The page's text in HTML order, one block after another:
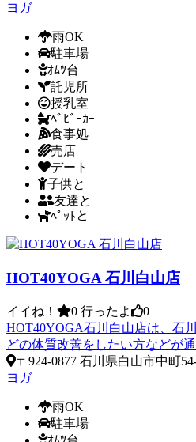
ヨガ
雨OK
駐車場
ｵﾑﾂ台
託児所
授乳室
ﾍﾞﾋﾞｰｶｰ
食事処
売店
デート
子供と
友達と
ﾍﾟｯﾄと
HOT40YOGA 石川白山店
イイね！ 0 行ったよ
0
HOT40YOGA石川白山店は、石
どの体質改善をしたい方などが
〒924-0877 石川県白山市中町
ヨガ
雨OK
駐車場